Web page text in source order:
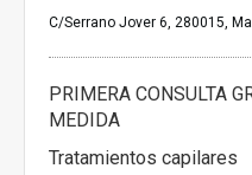
C/Serrano Jover 6, 280015,
PRIMERA CONSULTA
MEDIDA
Tratamientos capilares